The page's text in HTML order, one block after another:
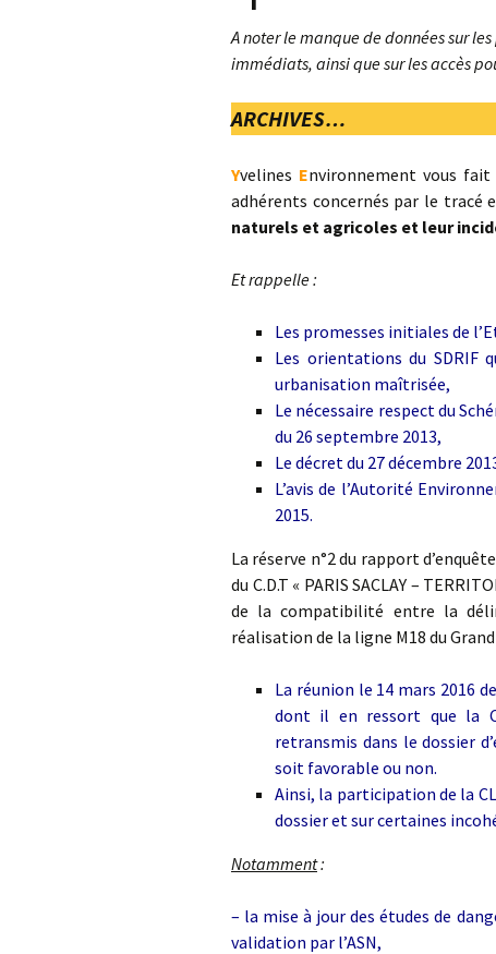
Les
A noter le manque de données sur
immédiats, ainsi que sur les accès
ARCHIVES…
Yvelines Environnement vous
adhérents concernés par le tracé
naturels et agricoles et leur
Et rappelle :
Les promesses initiales de
Les orientations du SDRIF
urbanisation maîtrisée,
Le nécessaire respect du
du 26 septembre 2013,
Le décret du 27 décembre
L’avis de l’Autorité
2015.
La réserve n°2 du rapport
du C.D.T « PARIS SACLAY –
de la compatibilité entre la
réalisation de la ligne M18 du
La réunion le 14 mars 2016
dont il en ressort que la
retransmis dans le dossier
soit favorable ou non.
Ainsi, la participation de la
dossier et sur certaines
Notamment:
– la mise à jour des études de
validation par l’ASN,